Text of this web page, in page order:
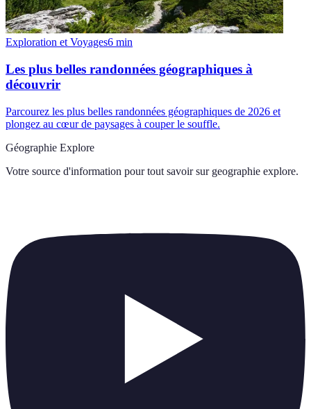
Exploration et Voyages6 min
Les plus belles randonnées géographiques à
découvrir
Parcourez les plus belles randonnées géographiques de 2026 et
plongez au cœur de paysages à couper le souffle.
Géographie Explore
Votre source d'information pour tout savoir sur geographie explore.